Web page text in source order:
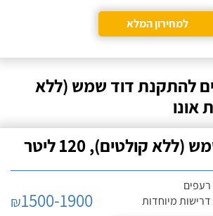
למחירון המלא
להתקנת דוד שמש (ללא
אונו
קולטים), 120 ליטר
מיוחדות
₪1500-1900